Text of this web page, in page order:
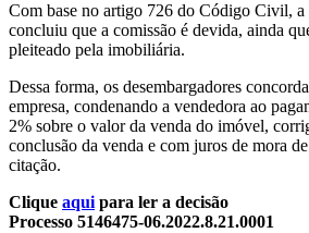
Com base no artigo 726 do Código Civil, a
concluiu que a comissão é devida, ainda
pleiteado pela imobiliária.
Dessa forma, os desembargadores
empresa, condenando a vendedora ao
2% sobre o valor da venda do imóvel,
conclusão da venda e com juros de mora
citação.
Clique aqui para ler a decisão
Processo 5146475-06.2022.8.21.0001